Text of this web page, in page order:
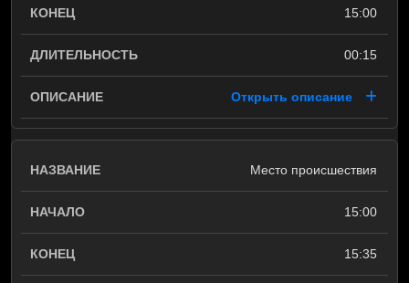
15:00
00:15
Открыть описание
Место происшествия
15:00
15:35